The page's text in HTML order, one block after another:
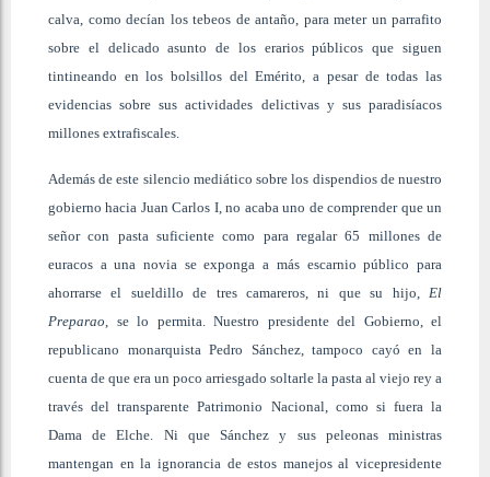
calva, como decían los tebeos de antaño, para meter un parrafito
sobre el delicado asunto de los erarios públicos que siguen
tintineando en los bolsillos del Emérito, a pesar de todas las
evidencias sobre sus actividades delictivas y sus paradisíacos
millones extrafiscales.
Además de este silencio mediático sobre los dispendios de nuestro
gobierno hacia Juan Carlos I, no acaba uno de comprender que un
señor con pasta suficiente como para regalar 65 millones de
euracos a una novia se exponga a más escarnio público para
ahorrarse el sueldillo de tres camareros, ni que su hijo, El
Preparao, se lo permita. Nuestro presidente del Gobierno, el
republicano monarquista Pedro Sánchez, tampoco cayó en la
cuenta de que era un poco arriesgado soltarle la pasta al viejo rey a
través del transparente Patrimonio Nacional, como si fuera la
Dama de Elche. Ni que Sánchez y sus peleonas ministras
mantengan en la ignorancia de estos manejos al vicepresidente